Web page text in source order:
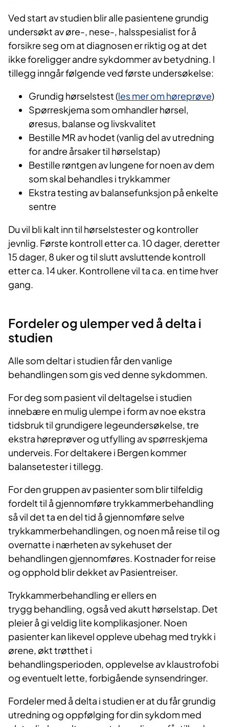
Ved start av studien blir alle pasientene grundig
undersøkt av øre-, nese-, halsspesialist for å
forsikre seg om at diagnosen er riktig og at det
ikke foreligger andre sykdommer av betydning. I
tillegg inngår følgende ved første undersøkelse:
Grundig hørselstest (les mer om høreprøve)
Spørreskjema som omhandler hørsel,
øresus, balanse og livskvalitet
Bestille MR av hodet (vanlig del av utredning
for andre årsaker til hørselstap)
Bestille røntgen av lungene for noen av dem
som skal behandles i trykkammer
Ekstra testing av balansefunksjon på enkelte
sentre
Du vil bli kalt inn til hørselstester og kontroller
jevnlig. Første kontroll etter ca. 10 dager, deretter
15 dager, 8 uker og til slutt avsluttende kontroll
etter ca. 14 uker. Kontrollene vil ta ca. en time hver
gang.
Fordeler og ulemper ved å delta i
studien
Alle som deltar i studien får den vanlige
behandlingen som gis ved denne sykdommen.
For deg som pasient vil deltagelse i studien
innebære en mulig ulempe i form av noe ekstra
tidsbruk til grundigere legeundersøkelse, tre
ekstra høreprøver og utfylling av spørreskjema
underveis. For deltakere i Bergen kommer
balansetester i tillegg.
For den gruppen av pasienter som blir tilfeldig
fordelt til å gjennomføre trykkammerbehandling
så vil det ta en del tid å gjennomføre selve
trykkammerbehandlingen, og noen må reise til og
overnatte i nærheten av sykehuset der
behandlingen gjennomføres. Kostnader for reise
og opphold blir dekket av Pasientreiser.
Trykkammerbehandling er ellers en
trygg behandling, også ved akutt hørselstap. Det
pleier å gi veldig lite komplikasjoner. Noen
pasienter kan likevel oppleve ubehag med trykk i
ørene, økt trøtthet i
behandlingsperioden, opplevelse av klaustrofobi
og eventuelt lette, forbigående synsendringer.
Fordeler med å delta i studien er at du får grundig
utredning og oppfølging for din sykdom med